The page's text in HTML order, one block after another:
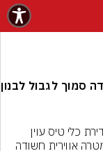
סמוך לגבול לבנון